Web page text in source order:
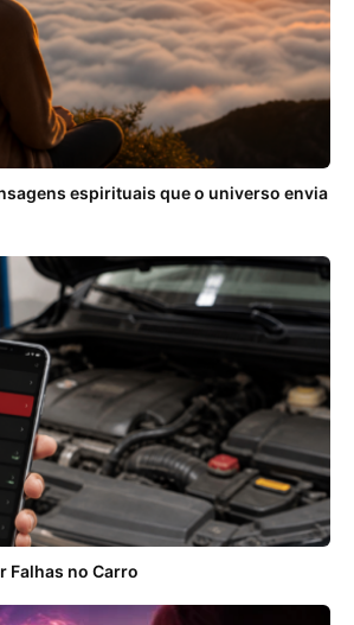
espirituais que o universo envia
Falhas no Carro